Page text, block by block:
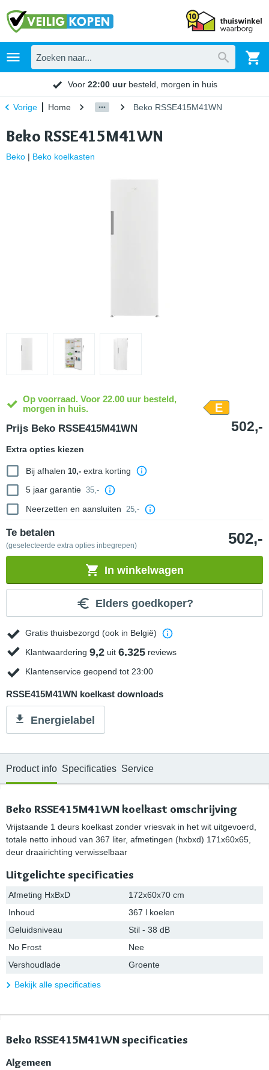
Voor 22:00 uurbesteld, morgen in huis
Vorige Home Beko RSSE415M41WN
Beko RSSE415M41WN
Beko | Beko koelkasten
Op voorraad. Voor 22.00 uur besteld,
morgen in huis.
E
Prijs Beko RSSE415M41WN 502,-
Extra opties kiezen
Bij afhalen 10,-extra korting
5 jaar garantie 35,-
Neerzetten en aansluiten 25,-
Te betalen
(geselecteerde extra opties inbegrepen) 502,-
In winkelwagen
Elders goedkoper?
Gratis thuisbezorgd (ook in België)
Klantwaardering 9,2 uit 6.325 reviews
Klantenservice geopend tot 23:00
RSSE415M41WN koelkast downloads
Energielabel
Product info Specificaties Service
Beko RSSE415M41WN koelkast omschrijving
Vrijstaande 1 deurs koelkast zonder vriesvak in het wit uitgevoerd,
totale netto inhoud van 367 liter, afmetingen (hxbxd) 171x60x65,
deur draairichting verwisselbaar
Uitgelichte specificaties
Afmeting HxBxD
172x60x70 cm
Inhoud
367 l koelen
Geluidsniveau
Stil - 38 dB
No Frost
Nee
Vershoudlade
Groente
Bekijk alle specificaties
Beko RSSE415M41WN specificaties
Algemeen